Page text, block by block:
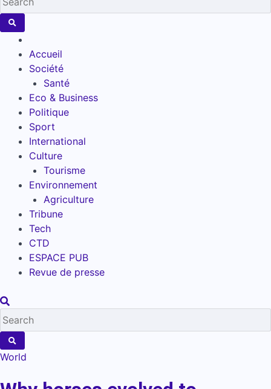
Accueil
Société
Santé
Eco & Business
Politique
Sport
International
Culture
Tourisme
Environnement
Agriculture
Tribune
Tech
CTD
ESPACE PUB
Revue de presse
World